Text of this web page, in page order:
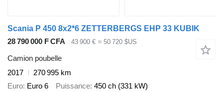
Scania P 450 8x2*6 ZETTERBERGS EHP 33 KUBIK
28 790 000 F CFA
43 900 € ≈ 50 720 $US
Camion poubelle
2017
270 995 km
Euro Euro 6 Puissance 450 ch (331 kW)